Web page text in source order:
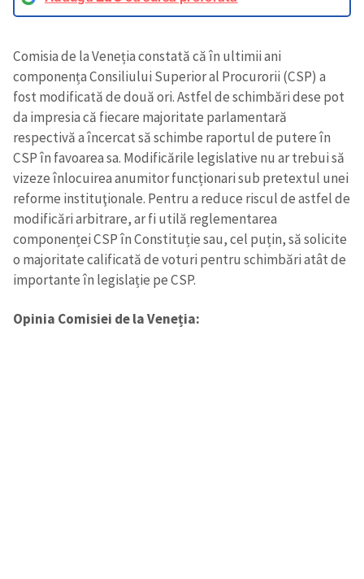
Comisia de la Veneția constată că în ultimii ani
componența Consiliului Superior al Procurorii (CSP) a
fost modificată de două ori. Astfel de schimbări dese pot
da impresia că fiecare majoritate parlamentară
respectivă a încercat să schimbe raportul de putere în
CSP în favoarea sa. Modificările legislative nu ar trebui să
vizeze înlocuirea anumitor funcționari sub pretextul unei
reforme instituţionale. Pentru a reduce riscul de astfel de
modificări arbitrare, ar fi utilă reglementarea
componenței CSP în Constituție sau, cel puțin, să solicite
o majoritate calificată de voturi pentru schimbări atât de
importante în legislație pe CSP.
Opinia Comisiei de la Veneția: